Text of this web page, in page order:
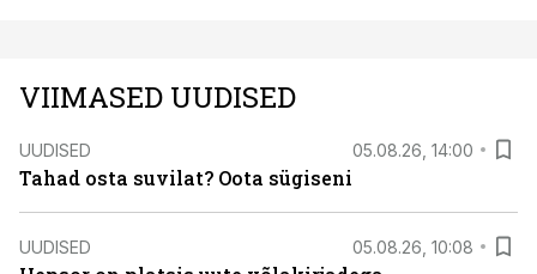
VIIMASED UUDISED
UUDISED 05.08.26, 14:00
Tahad osta suvilat? Oota sügiseni
UUDISED 05.08.26, 10:08